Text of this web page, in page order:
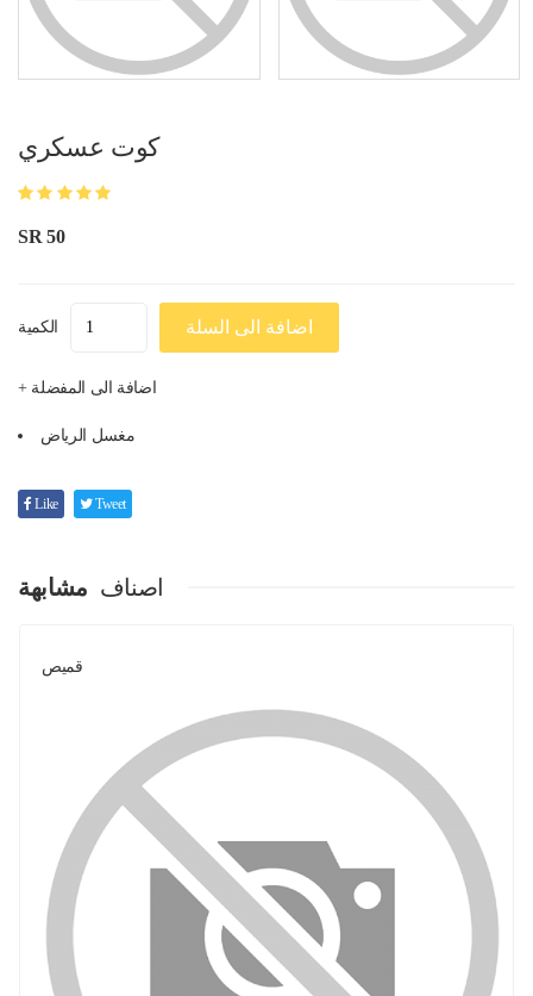
كوت عسكري
SR 50
الكمية اضافة الى السلة
+ اضافة الى المفضلة
مغسل الرياض
Like Tweet
اصناف مشابهة
قميص